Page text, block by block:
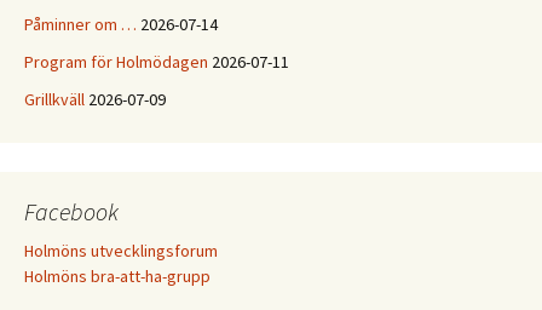
Påminner om … 2026-07-14
Program för Holmödagen 2026-07-11
Grillkväll 2026-07-09
Facebook
Holmöns utvecklingsforum
Holmöns bra-att-ha-grupp